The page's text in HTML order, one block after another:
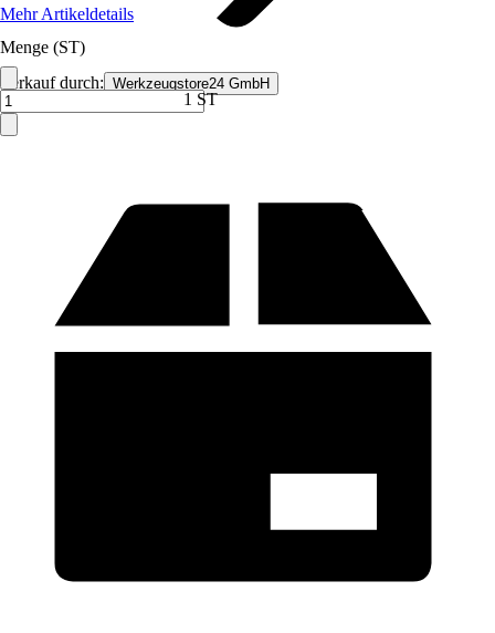
Verkauf durch: Werkzeugstore24 GmbH
Mehr Artikeldetails
Menge (ST)
1 ST